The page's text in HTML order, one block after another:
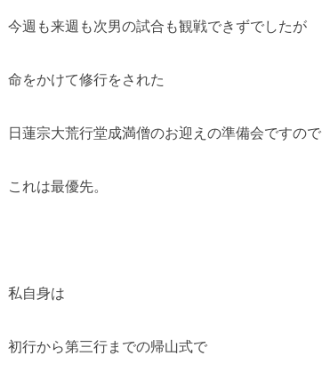
今週も来週も次男の試合も観戦できずでしたが
命をかけて修行をされた
日蓮宗大荒行堂成満僧のお迎えの準備会ですので
これは最優先。
私自身は
初行から第三行までの帰山式で